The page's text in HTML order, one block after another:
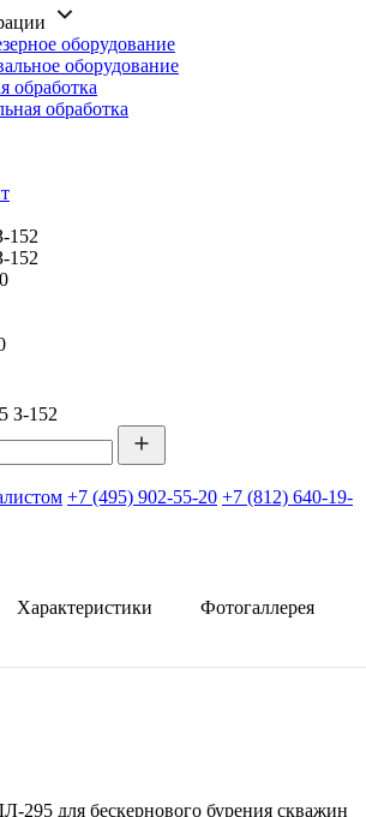
оборудование
оборудование
обработка
обработка
152
152
+7 (495) 902-55-20 +7 (812) 640-19-
Характеристики Фотогаллерея
295 для бескернового бурения скважин